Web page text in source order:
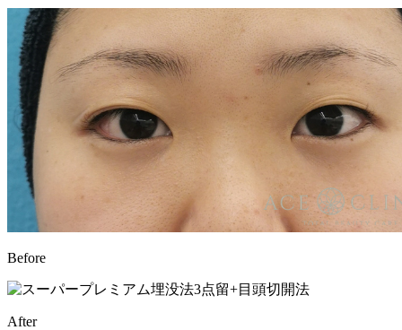
Before
After